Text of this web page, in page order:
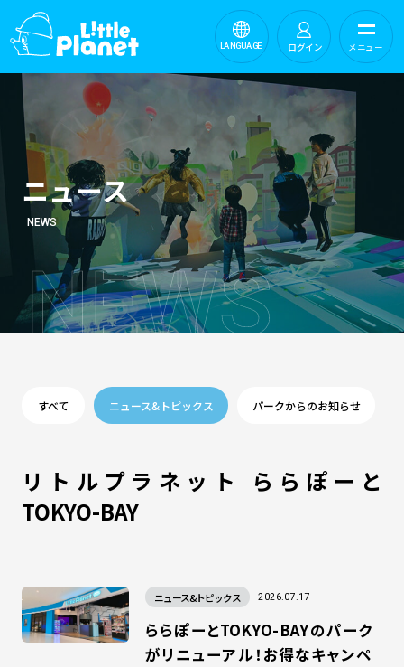
ログイン
LANGUAGE メニュー
ニュース
NEWS
NEWS
すべて ニュース&トピックス パークからのお知らせ
リトルプラネット ららぽーと
TOKYO-BAY
ニュース&トピックス 2026.07.17
ららぽーとTOKYO-BAYのパーク
がリニューアル！お得なキャンペ